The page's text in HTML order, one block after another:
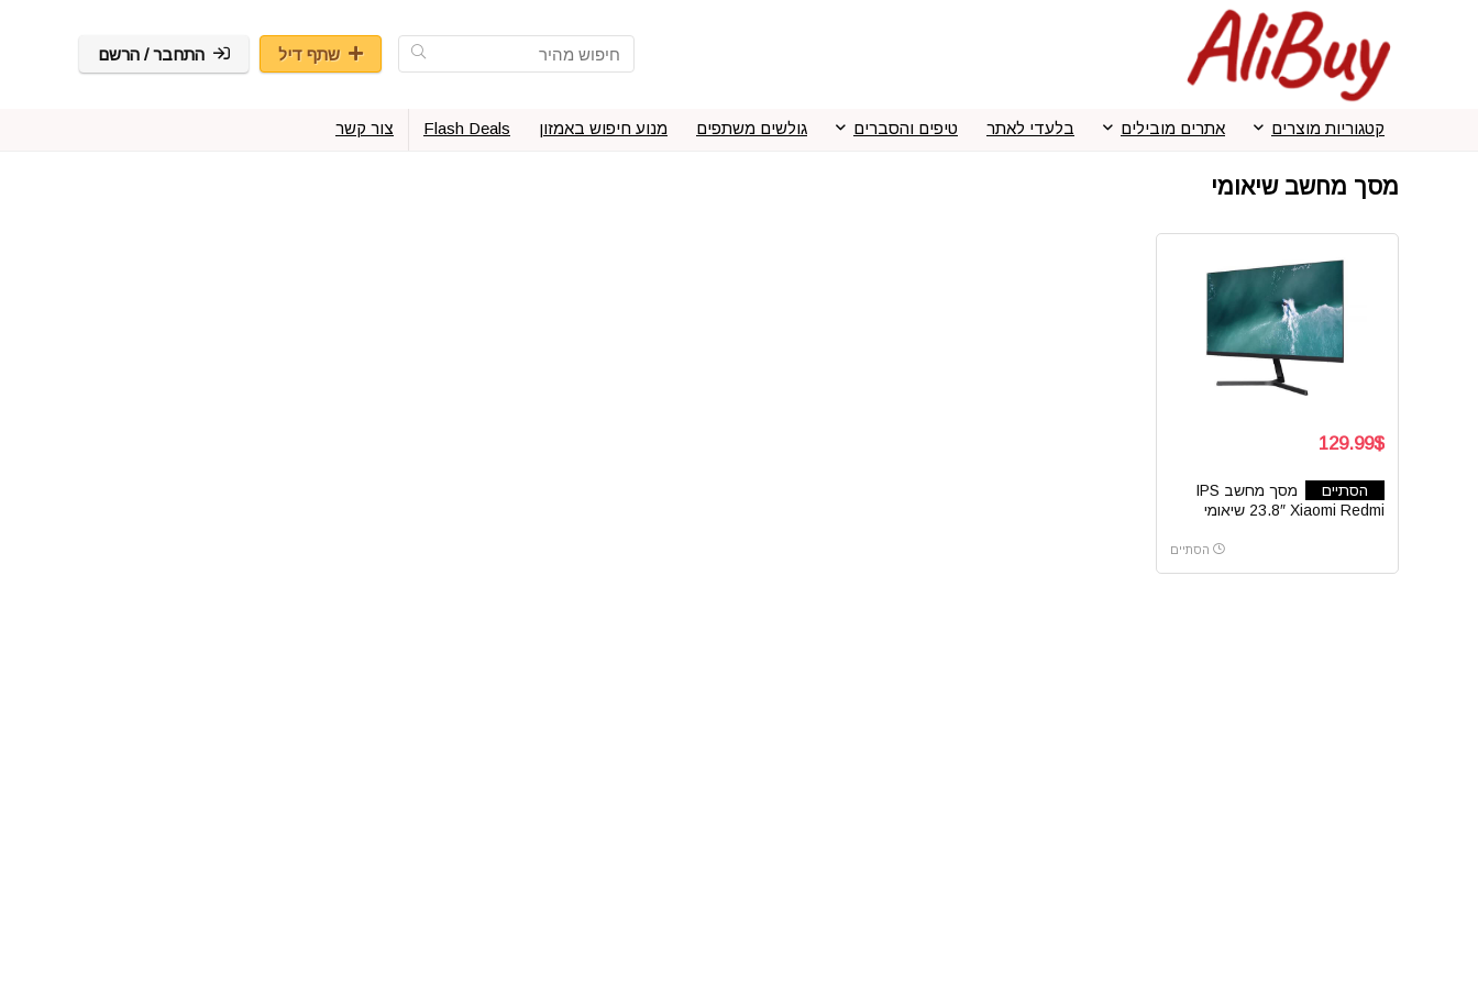
שתף דיל התחבר / הרשם
קטגוריות מוצרים אתרים מובילים בלעדי לאתר טיפים והסברים גולשים משתפים מנוע חיפוש באמזון Flash Deals צור קשר
מסך מחשב שיאומי
129.99$
הסתיים
מסך מחשב IPS
23.8″ Xiaomi Redmi שיאומי
הסתיים